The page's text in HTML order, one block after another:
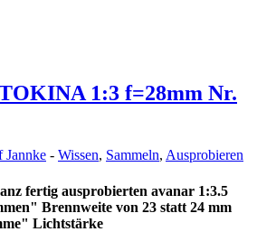
1:3 f=28mm Nr.
Jannke - Wissen, Sammeln, Ausprobieren
fertig ausprobierten avanar 1:3.5
Brennweite von 23 statt 24 mm
Lichtstärke